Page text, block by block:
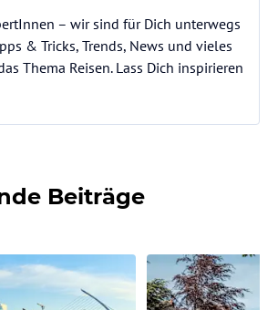
– wir sind für Dich unterwegs
& Tricks, Trends, News und vieles
Thema Reisen. Lass Dich inspirieren
Beiträge